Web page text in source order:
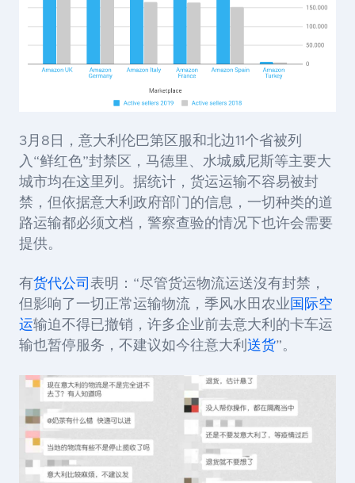
3月8日， 意大利伦巴第区服和北边11个省被列
入“鲜红色”封禁区，马德里、水城威尼斯等主要大
城市均在这里列 。据统计，货运运输不容易被封
禁，但依据意大利政府部门的信息，一切种类的道
路运输都必须文档，警察查验的情况下也许会需要
提供。
有货代公司 表明：“尽管货运物流运送沒有封禁，
但影响了一切正常运输物流，季风水田农业 国际空
运输迫不得已撤销，许多企业前去意大利的卡车运
输也暂停服务，不建议如今往意大利 送货”。